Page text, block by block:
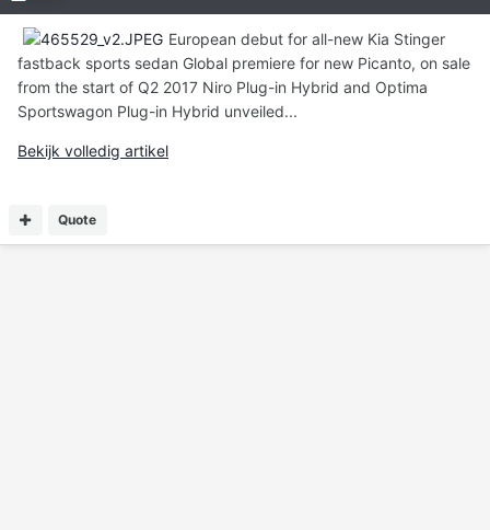
European debut for all-new Kia Stinger
fastback sports sedan Global premiere for new Picanto, on sale
from the start of Q2 2017 Niro Plug-in Hybrid and Optima
Sportswagon Plug-in Hybrid unveiled...
Bekijk volledig artikel
Quote